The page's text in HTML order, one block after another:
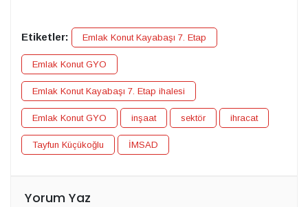
Etiketler: Emlak Konut Kayabaşı 7. Etap
Emlak Konut GYO
Emlak Konut Kayabaşı 7. Etap ihalesi
Emlak Konut GYO inşaat sektör ihracat
Tayfun Küçükoğlu İMSAD
Yorum Yaz